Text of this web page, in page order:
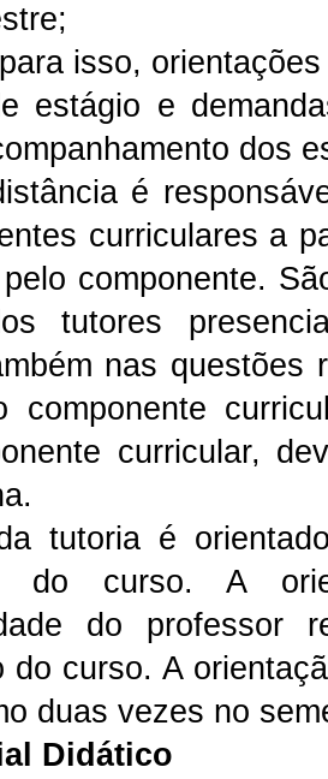
isso,
estágio e
dos
é
curriculares a
componente.
tutores
nas questões
componente
curricular,
tutoria é
do curso. A
do professor
do curso. A
duas vezes no
Didático